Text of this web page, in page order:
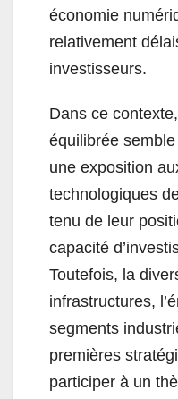
économie
relativement
investisseurs.
Dans ce
équilibrée
une exposition
technologiques
tenu de leur
capacité
Toutefois, la
infrastructures,
segments
premières
participer à un